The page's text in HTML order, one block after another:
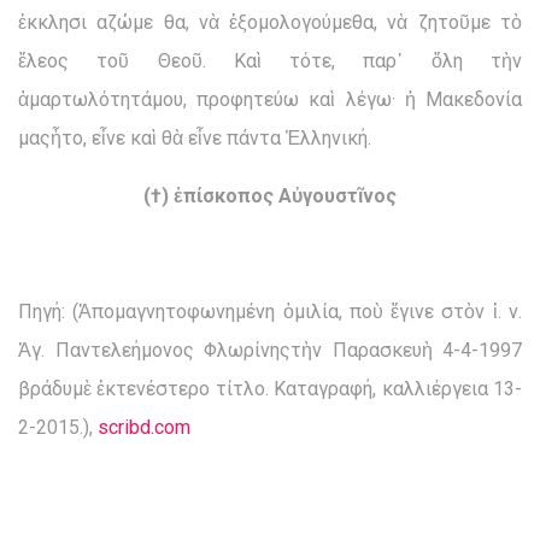
ἐκκλησι αζώμε θα, νὰ ἐξομολογούμεθα, νὰ ζητοῦμε τὸ
ἔλεος τοῦ Θεοῦ. Καὶ τότε, παρ᾽ ὅλη τὴν
ἁμαρτωλότητάμου, προφητεύω καὶ λέγω· ἡ Μακεδονία
μαςἦτο, εἶνε καὶ θὰ εἶνε πάντα Ἑλληνική.
(†) ἐπίσκοπος Αὐγουστῖνος
Πηγή: (Ἀπομαγνητοφωνημένη ὁμιλία, ποὺ ἔγινε στὸν ἱ. ν.
Ἁγ. Παντελεήμονος Φλωρίνηςτὴν Παρασκευὴ 4-4-1997
βράδυμὲ ἐκτενέστερο τίτλο. Καταγραφή, καλλιέργεια 13-
2-2015.), scribd.com